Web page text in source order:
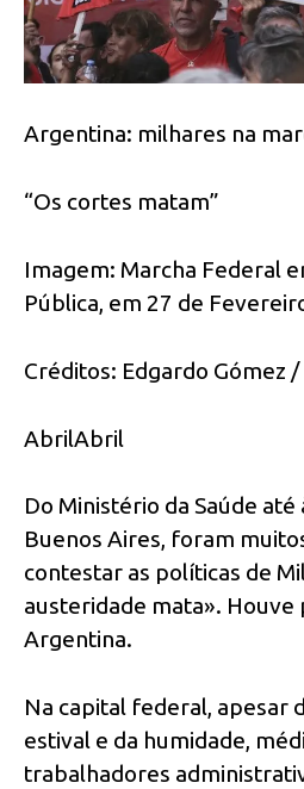
Argentina: milhares na
“Os cortes matam”
Imagem: Marcha Federal
Pública, em 27 de
Créditos: Edgardo Gómez
AbrilAbril
Do Ministério da Saúde até
Buenos Aires, foram
contestar as políticas de
austeridade mata».
Argentina.
Na capital federal, apesar
estival e da humidade,
trabalhadores